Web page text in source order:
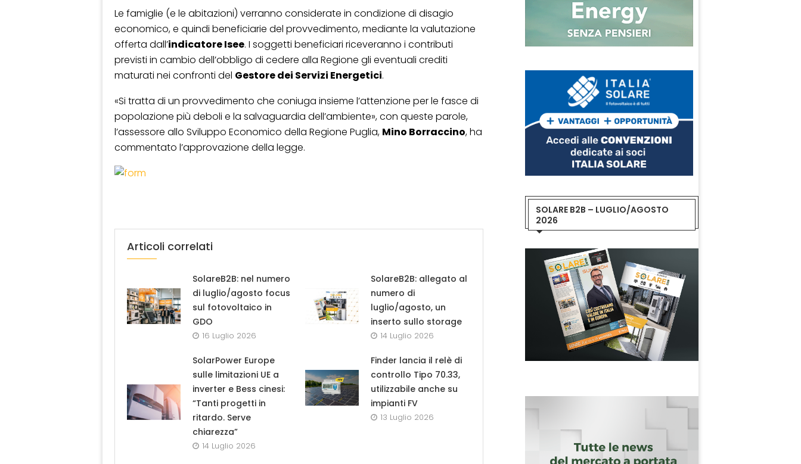
Le famiglie (e le abitazioni) verranno considerate in condizione di disagio
economico, e quindi beneficiarie del provvedimento, mediante la valutazione
offerta dall’indicatore Isee. I soggetti beneficiari riceveranno i contributi
previsti in cambio dell’obbligo di cedere alla Regione gli eventuali crediti
maturati nei confronti del Gestore dei Servizi Energetici.
«Si tratta di un provvedimento che coniuga insieme l’attenzione per le fasce di
popolazione più deboli e la salvaguardia dell’ambiente», con queste parole,
l’assessore allo Sviluppo Economico della Regione Puglia, Mino Borraccino, ha
commentato l’approvazione della legge.
Articoli correlati
SolareB2B: nel numero
di luglio/agosto focus
sul fotovoltaico in
GDO
16 Luglio 2026
SolareB2B: allegato al
numero di
luglio/agosto, un
inserto sullo storage
14 Luglio 2026
SolarPower Europe
sulle limitazioni UE a
inverter e Bess cinesi:
“Tanti progetti in
ritardo. Serve
chiarezza”
14 Luglio 2026
Finder lancia il relè di
controllo Tipo 70.33,
utilizzabile anche su
impianti FV
13 Luglio 2026
SOLARE B2B – LUGLIO/AGOSTO
2026